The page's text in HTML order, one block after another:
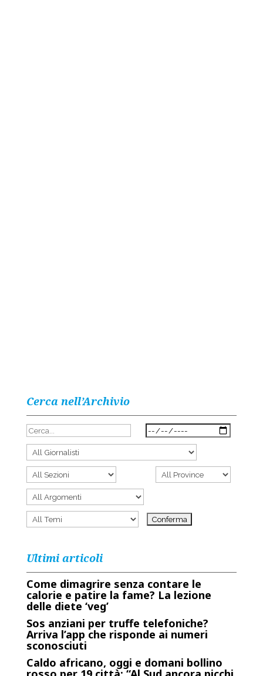
Cerca nell’Archivio
Ultimi articoli
Come dimagrire senza contare le
calorie e patire la fame? La lezione
delle diete ‘veg’
Sos anziani per truffe telefoniche?
Arriva l’app che risponde ai numeri
sconosciuti
Caldo africano, oggi e domani bollino